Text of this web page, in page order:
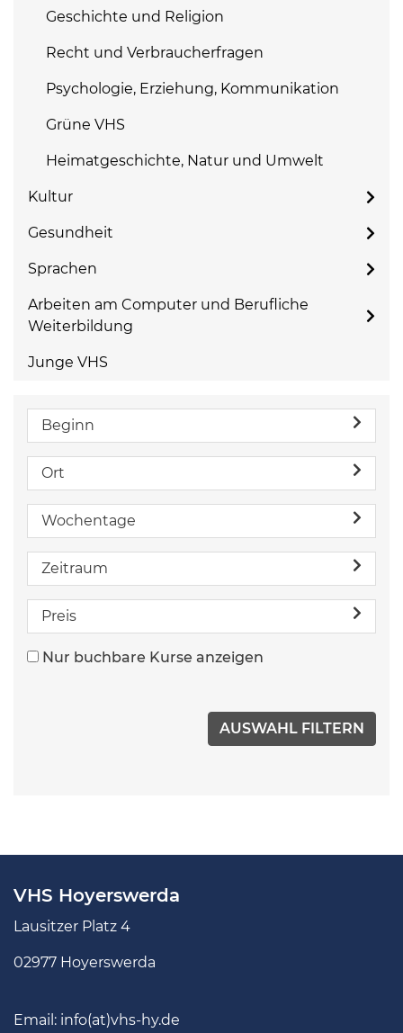
Geschichte und Religion
Recht und Verbraucherfragen
Psychologie, Erziehung, Kommunikation
Grüne VHS
Heimatgeschichte, Natur und Umwelt
Kultur
Gesundheit
Sprachen
Arbeiten am Computer und Berufliche
Weiterbildung
Junge VHS
Beginn
Ort
Wochentage
Zeitraum
Preis
Nur buchbare Kurse anzeigen
VHS Hoyerswerda
Lausitzer Platz 4
02977 Hoyerswerda
Email: info(at)vhs-hy.de